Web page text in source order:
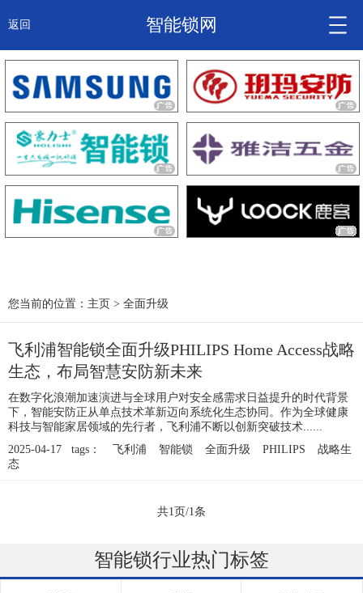
返回 智能锁网
智能锁头条
诚信企业
产品
大咖秀
关于我们
锁信通
您当前的位置： 主页 > 全面升级
飞利浦智能锁全面升级PHILIPS Home Access战略
生态，布局智慧安防新未来
在数字化浪潮加速演进与全球用户对安全感需求日益提升的时代背景
下，智能安防正从单点技术革新迈向系统化生态协同。作为全球健康
科技与智能家居领域的先行者，飞利浦不断以创新突破技术......
2025-04-17 tags：
飞利浦 智能锁 全面升级 PHILIPS
战略生
态
共1页/1条
智能锁行业热门标签